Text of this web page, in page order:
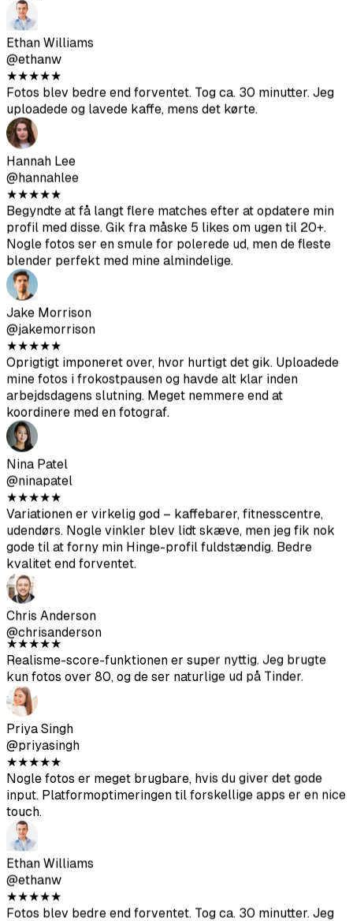
Priya Singh
@priyasingh
★★★★★
Nogle fotos er meget brugbare, hvis du giver det gode
input. Platformoptimeringen til forskellige apps er en nice
touch.
Ethan Williams
@ethanw
★★★★★
Fotos blev bedre end forventet. Tog ca. 30 minutter. Jeg
uploadede og lavede kaffe, mens det kørte.
Hannah Lee
@hannahlee
★★★
Begyndte at få langt flere matches efter at opdatere min
profil med disse. Gik fra måske 5 likes om ugen til 20+.
Nogle fotos ser en smule for polerede ud, men de fleste
blender perfekt med mine almindelige.
Jake Morrison
@jakemorrison
★★★
Oprigtigt imponeret over, hvor hurtigt det gik. Uploadede
mine fotos i frokostpausen og havde alt klar inden
arbejdsdagens slutning. Meget nemmere end at
koordinere med en fotograf.
Nina Patel
@ninapatel
★★★
Variationen er virkelig god – kaffebarer, fitnesscentre,
udendørs. Nogle vinkler blev lidt skæve, men jeg fik nok
gode til at forny min Hinge-profil fuldstændig. Bedre
kvalitet end forventet.
Chris Anderson
@chrisanderson
★★★★★
Realisme-score-funktionen er super nyttig. Jeg brugte
kun fotos over 80, og de ser naturlige ud på Tinder.
Priya Singh
@priyasingh
★★★★★
Nogle fotos er meget brugbare, hvis du giver det gode
input. Platformoptimeringen til forskellige apps er en nice
touch.